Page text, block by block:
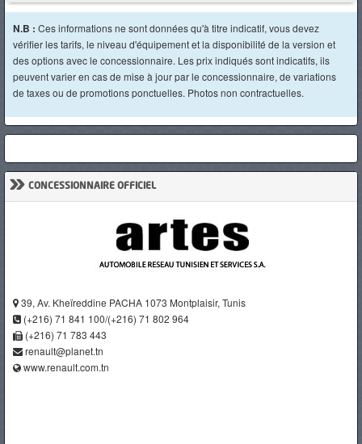
N.B : Ces informations ne sont données qu'à titre indicatif, vous devez
vérifier les tarifs, le niveau d'équipement et la disponibilité de la version et
des options avec le concessionnaire. Les prix indiqués sont indicatifs, ils
peuvent varier en cas de mise à jour par le concessionnaire, de variations
de taxes ou de promotions ponctuelles. Photos non contractuelles.
» CONCESSIONNAIRE OFFICIEL
39, Av. Kheïreddine PACHA 1073 Montplaisir, Tunis
(+216) 71 841 100/(+216) 71 802 964
(+216) 71 783 443
renault@planet.tn
www.renault.com.tn